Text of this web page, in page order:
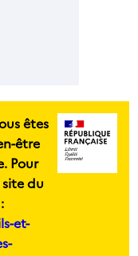
êtes
être
Pour
du
et-